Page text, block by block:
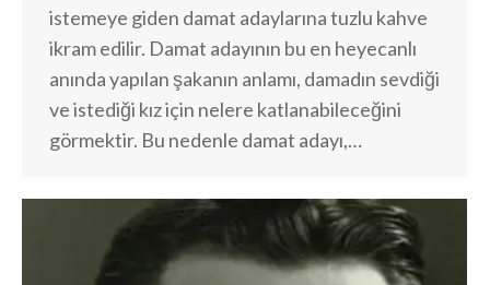
istemeye giden damat adaylarına tuzlu kahve
ikram edilir. Damat adayının bu en heyecanlı
anında yapılan şakanın anlamı, damadın sevdiği
ve istediği kız için nelere katlanabileceğini
görmektir. Bu nedenle damat adayı,…